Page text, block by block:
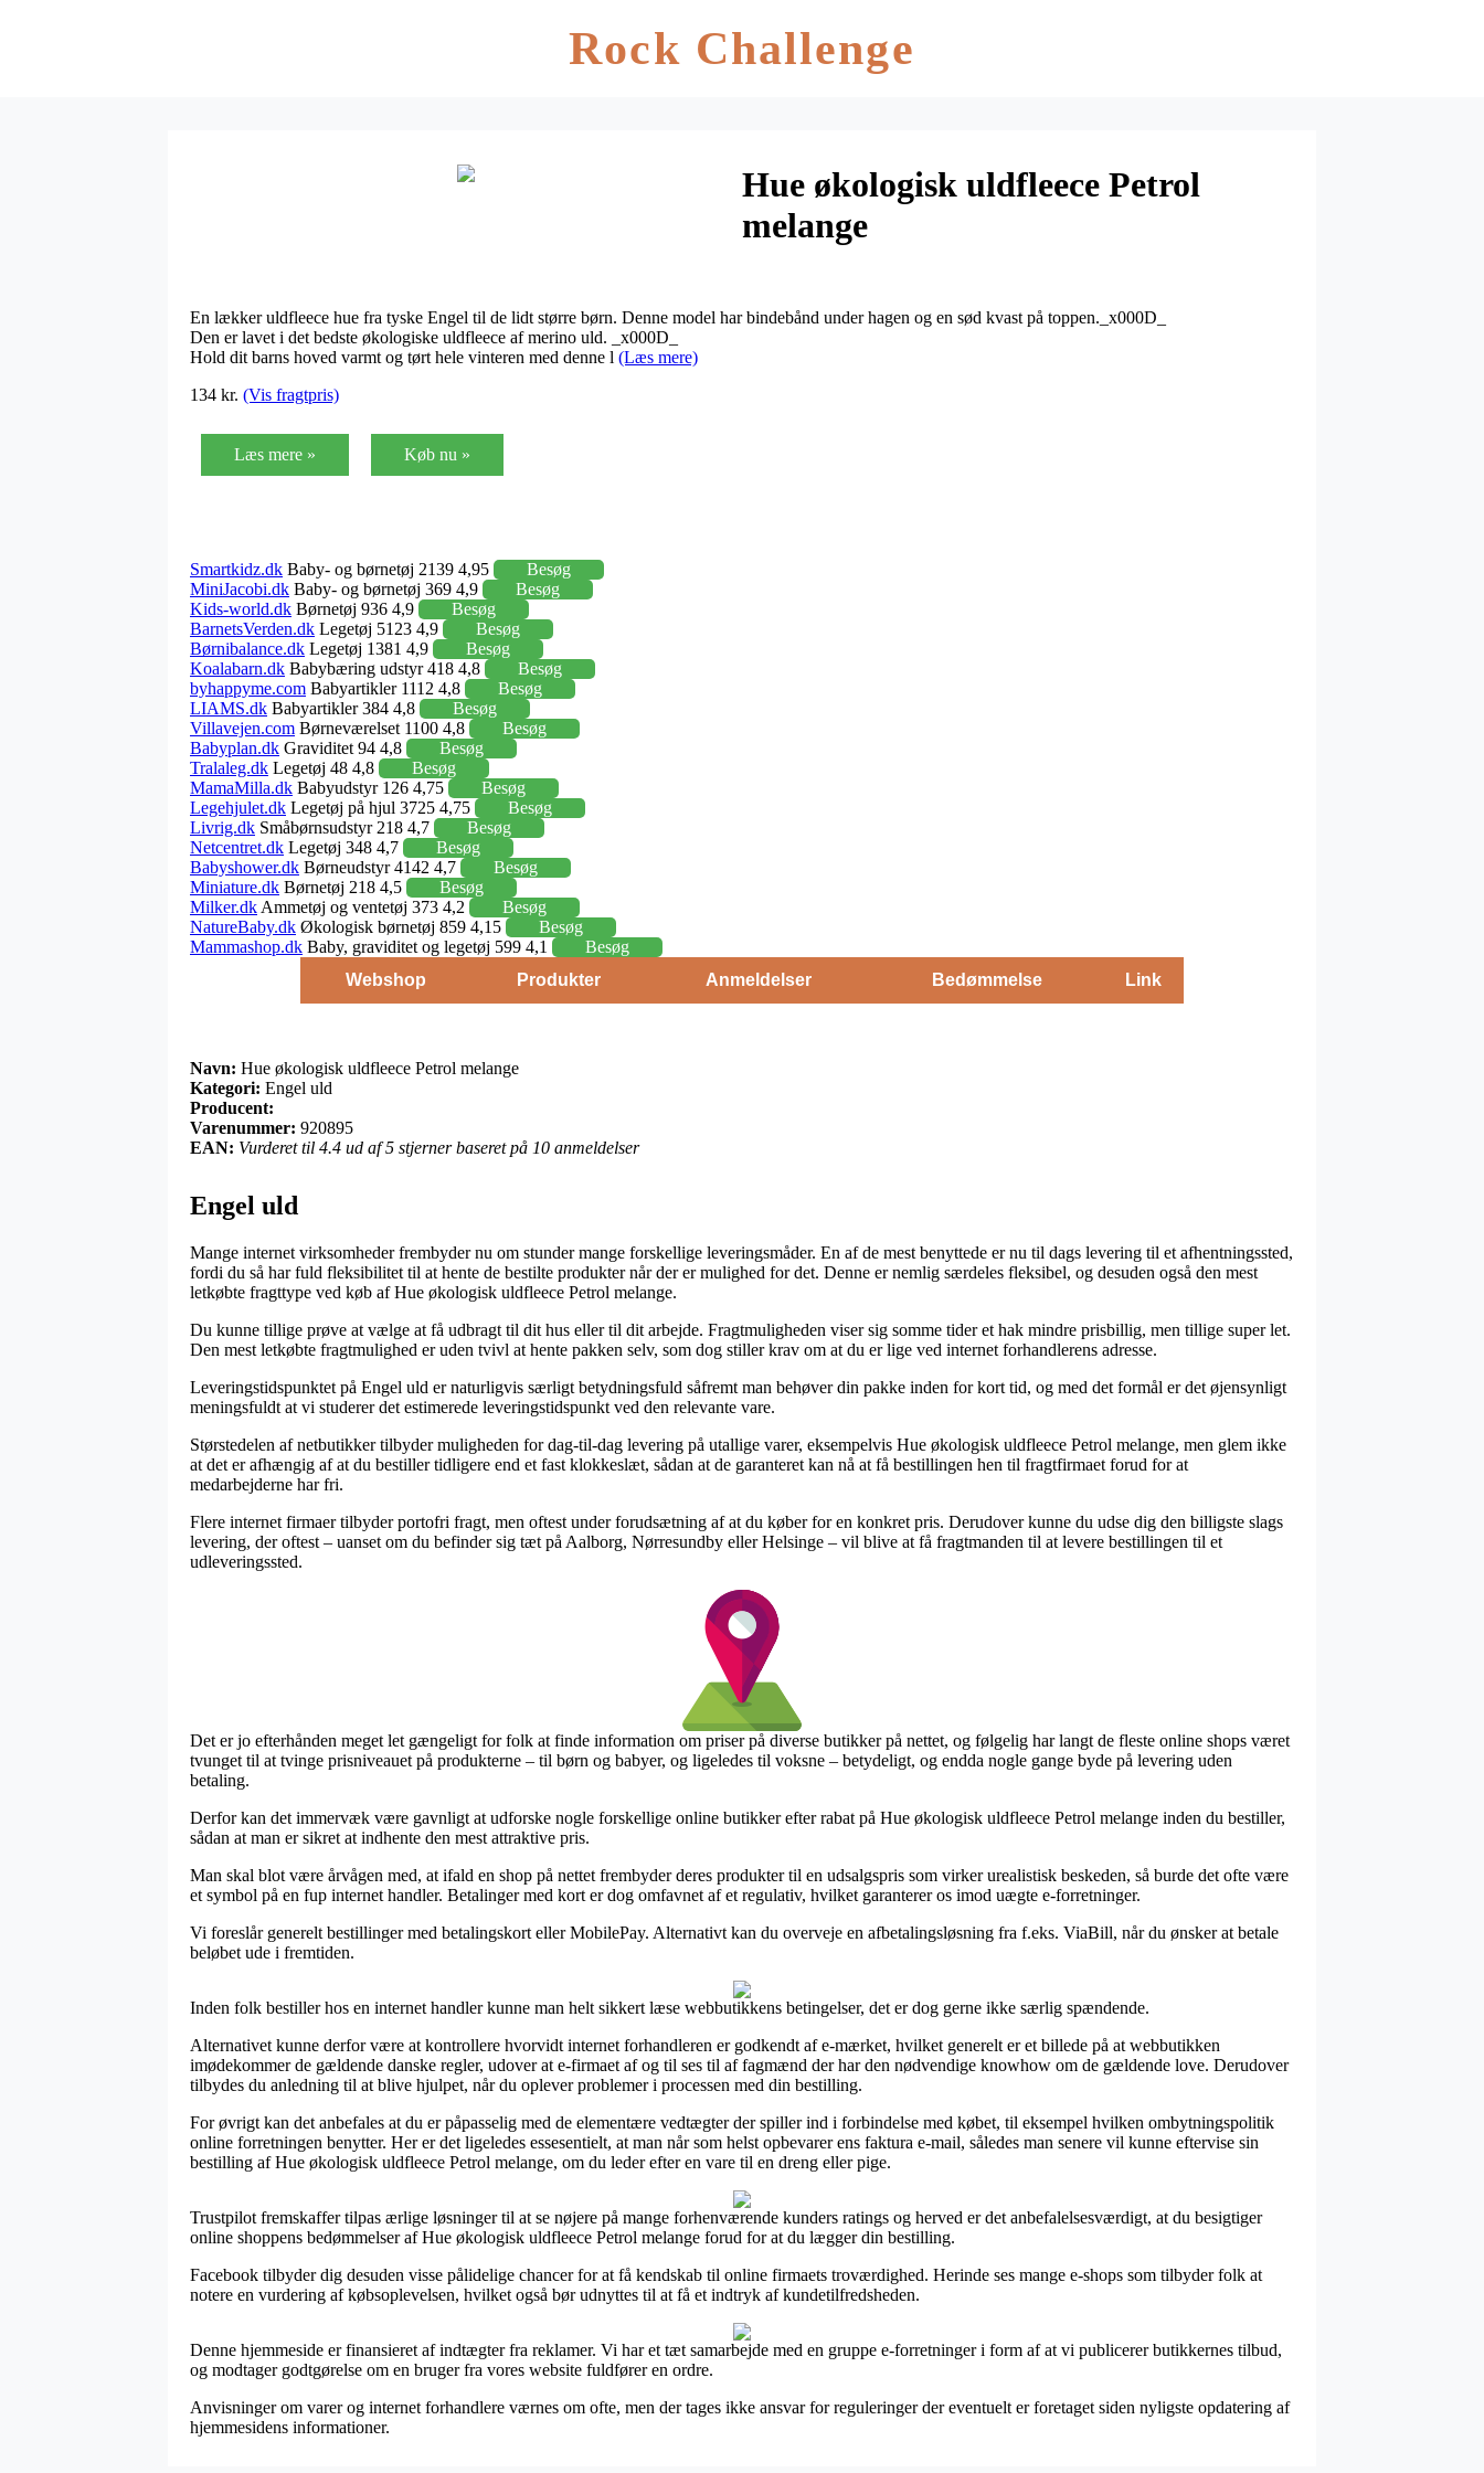
Rock Challenge
Hue økologisk uldfleece Petrol
melange
En lækker uldfleece hue fra tyske Engel til de lidt større børn. Denne model har bindebånd under hagen og en sød kvast på toppen._x000D_
Den er lavet i det bedste økologiske uldfleece af merino uld. _x000D_
Hold dit barns hoved varmt og tørt hele vinteren med denne l (Læs mere)
134 kr. (Vis fragtpris)
Læs mere » Køb nu »
Smartkidz.dk Baby- og børnetøj 2139 4,95
Besøg
MiniJacobi.dk Baby- og børnetøj 369 4,9
Besøg
Kids-world.dk Børnetøj 936 4,9
Besøg
BarnetsVerden.dk Legetøj 5123 4,9
Besøg
Børnibalance.dk Legetøj 1381 4,9
Besøg
Koalabarn.dk Babybæring udstyr 418 4,8
Besøg
byhappyme.com Babyartikler 1112 4,8
Besøg
LIAMS.dk Babyartikler 384 4,8
Besøg
Villavejen.com Børneværelset 1100 4,8
Besøg
Babyplan.dk Graviditet 94 4,8
Besøg
Tralaleg.dk Legetøj 48 4,8
Besøg
MamaMilla.dk Babyudstyr 126 4,75
Besøg
Legehjulet.dk Legetøj på hjul 3725 4,75
Besøg
Livrig.dk Småbørnsudstyr 218 4,7
Besøg
Netcentret.dk Legetøj 348 4,7
Besøg
Babyshower.dk Børneudstyr 4142 4,7
Besøg
Miniature.dk Børnetøj 218 4,5
Besøg
Milker.dk Ammetøj og ventetøj 373 4,2
Besøg
NatureBaby.dk Økologisk børnetøj 859 4,15
Besøg
Mammashop.dk Baby, graviditet og legetøj 599 4,1
Besøg
Webshop
Produkter Anmeldelser Bedømmelse Link
Navn: Hue økologisk uldfleece Petrol melange
Kategori: Engel uld
Producent:
Varenummer: 920895
EAN: Vurderet til 4.4 ud af 5 stjerner baseret på 10 anmeldelser
Engel uld
Mange internet virksomheder frembyder nu om stunder mange forskellige leveringsmåder. En af de mest benyttede er nu til dags levering til et afhentningssted,
fordi du så har fuld fleksibilitet til at hente de bestilte produkter når der er mulighed for det. Denne er nemlig særdeles fleksibel, og desuden også den mest
letkøbte fragttype ved køb af Hue økologisk uldfleece Petrol melange.
Du kunne tillige prøve at vælge at få udbragt til dit hus eller til dit arbejde. Fragtmuligheden viser sig somme tider et hak mindre prisbillig, men tillige super let.
Den mest letkøbte fragtmulighed er uden tvivl at hente pakken selv, som dog stiller krav om at du er lige ved internet forhandlerens adresse.
Leveringstidspunktet på Engel uld er naturligvis særligt betydningsfuld såfremt man behøver din pakke inden for kort tid, og med det formål er det øjensynligt
meningsfuldt at vi studerer det estimerede leveringstidspunkt ved den relevante vare.
Størstedelen af netbutikker tilbyder muligheden for dag-til-dag levering på utallige varer, eksempelvis Hue økologisk uldfleece Petrol melange, men glem ikke
at det er afhængig af at du bestiller tidligere end et fast klokkeslæt, sådan at de garanteret kan nå at få bestillingen hen til fragtfirmaet forud for at
medarbejderne har fri.
Flere internet firmaer tilbyder portofri fragt, men oftest under forudsætning af at du køber for en konkret pris. Derudover kunne du udse dig den billigste slags
levering, der oftest – uanset om du befinder sig tæt på Aalborg, Nørresundby eller Helsinge – vil blive at få fragtmanden til at levere bestillingen til et
udleveringssted.
Det er jo efterhånden meget let gængeligt for folk at finde information om priser på diverse butikker på nettet, og følgelig har langt de fleste online shops været
tvunget til at tvinge prisniveauet på produkterne – til børn og babyer, og ligeledes til voksne – betydeligt, og endda nogle gange byde på levering uden
betaling.
Derfor kan det immervæk være gavnligt at udforske nogle forskellige online butikker efter rabat på Hue økologisk uldfleece Petrol melange inden du bestiller,
sådan at man er sikret at indhente den mest attraktive pris.
Man skal blot være årvågen med, at ifald en shop på nettet frembyder deres produkter til en udsalgspris som virker urealistisk beskeden, så burde det ofte være
et symbol på en fup internet handler. Betalinger med kort er dog omfavnet af et regulativ, hvilket garanterer os imod uægte e-forretninger.
Vi foreslår generelt bestillinger med betalingskort eller MobilePay. Alternativt kan du overveje en afbetalingsløsning fra f.eks. ViaBill, når du ønsker at betale
beløbet ude i fremtiden.
Inden folk bestiller hos en internet handler kunne man helt sikkert læse webbutikkens betingelser, det er dog gerne ikke særlig spændende.
Alternativet kunne derfor være at kontrollere hvorvidt internet forhandleren er godkendt af e-mærket, hvilket generelt er et billede på at webbutikken
imødekommer de gældende danske regler, udover at e-firmaet af og til ses til af fagmænd der har den nødvendige knowhow om de gældende love. Derudover
tilbydes du anledning til at blive hjulpet, når du oplever problemer i processen med din bestilling.
For øvrigt kan det anbefales at du er påpasselig med de elementære vedtægter der spiller ind i forbindelse med købet, til eksempel hvilken ombytningspolitik
online forretningen benytter. Her er det ligeledes essesentielt, at man når som helst opbevarer ens faktura e-mail, således man senere vil kunne eftervise sin
bestilling af Hue økologisk uldfleece Petrol melange, om du leder efter en vare til en dreng eller pige.
Trustpilot fremskaffer tilpas ærlige løsninger til at se nøjere på mange forhenværende kunders ratings og herved er det anbefalelsesværdigt, at du besigtiger
online shoppens bedømmelser af Hue økologisk uldfleece Petrol melange forud for at du lægger din bestilling.
Facebook tilbyder dig desuden visse pålidelige chancer for at få kendskab til online firmaets troværdighed. Herinde ses mange e-shops som tilbyder folk at
notere en vurdering af købsoplevelsen, hvilket også bør udnyttes til at få et indtryk af kundetilfredsheden.
Denne hjemmeside er finansieret af indtægter fra reklamer. Vi har et tæt samarbejde med en gruppe e-forretninger i form af at vi publicerer butikkernes tilbud,
og modtager godtgørelse om en bruger fra vores website fuldfører en ordre.
Anvisninger om varer og internet forhandlere værnes om ofte, men der tages ikke ansvar for reguleringer der eventuelt er foretaget siden nyligste opdatering af
hjemmesidens informationer.